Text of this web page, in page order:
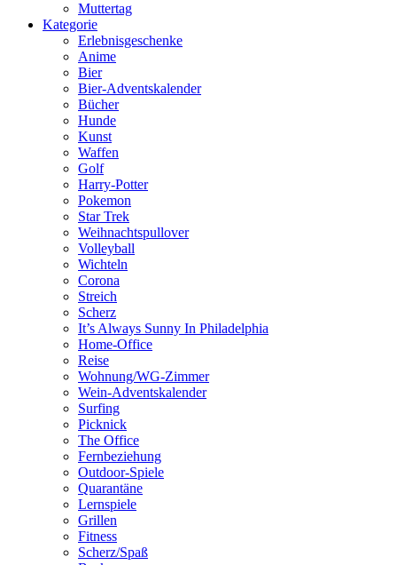
Muttertag
Kategorie
Erlebnisgeschenke
Anime
Bier
Bier-Adventskalender
Bücher
Hunde
Kunst
Waffen
Golf
Harry-Potter
Pokemon
Star Trek
Weihnachtspullover
Volleyball
Wichteln
Corona
Streich
Scherz
It’s Always Sunny In Philadelphia
Home-Office
Reise
Wohnung/WG-Zimmer
Wein-Adventskalender
Surfing
Picknick
The Office
Fernbeziehung
Outdoor-Spiele
Quarantäne
Lernspiele
Grillen
Fitness
Scherz/Spaß